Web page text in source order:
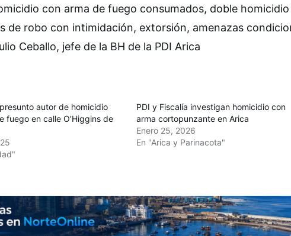
con arma de fuego consumados, doble
de robo con intimidación, extorsión, amenazas
Ceballo, jefe de la BH de la PDI Arica
autor de homicidio
fuego en calle O’Higgins de
PDI y Fiscalía investigan homicidio con
arma cortopunzante en Arica
Enero 25, 2026
En "Arica y Parinacota"